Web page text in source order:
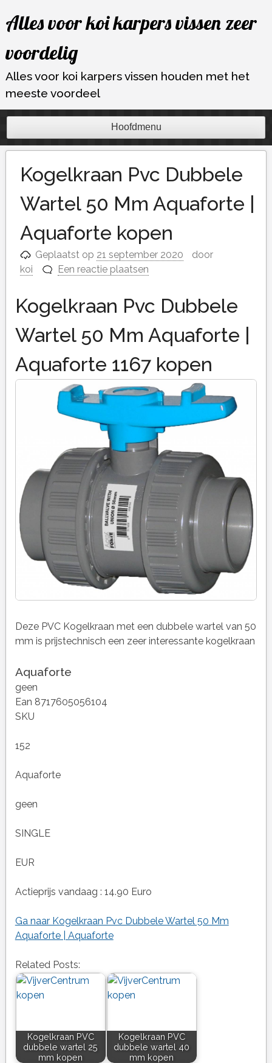
naar
inhoud
Alles voor koi karpers vissen zeer
voordelig
Alles voor koi karpers vissen houden met het
meeste voordeel
Hoofdmenu
Kogelkraan Pvc Dubbele
Wartel 50 Mm Aquaforte |
Aquaforte kopen
Geplaatst op 21 september 2020
door
koi
Een reactie plaatsen
Kogelkraan Pvc Dubbele
Wartel 50 Mm Aquaforte |
Aquaforte 1167 kopen
Deze PVC Kogelkraan met een dubbele wartel van 50
mm is prijstechnisch een zeer interessante kogelkraan
Aquaforte
geen
Ean 8717605056104
SKU
152
Aquaforte
geen
SINGLE
EUR
Actieprijs vandaag : 14.90 Euro
Ga naar Kogelkraan Pvc Dubbele Wartel 50 Mm
Aquaforte | Aquaforte
Related Posts:
Kogelkraan PVC
dubbele wartel 25
mm kopen
Kogelkraan PVC
dubbele wartel 40
mm kopen